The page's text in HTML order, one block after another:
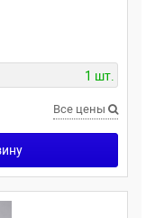
1 шт.
Все цены